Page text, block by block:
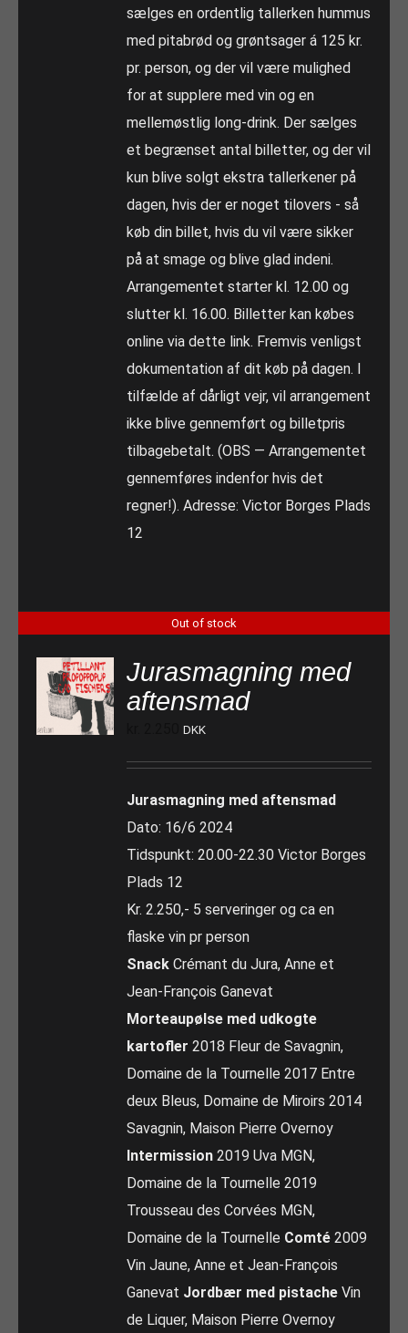
sælges en ordentlig tallerken hummus
med pitabrød og grøntsager á 125 kr.
pr. person, og der vil være mulighed
for at supplere med vin og en
mellemøstlig long-drink. Der sælges
et begrænset antal billetter, og der vil
kun blive solgt ekstra tallerkener på
dagen, hvis der er noget tilovers - så
køb din billet, hvis du vil være sikker
på at smage og blive glad indeni.
Arrangementet starter kl. 12.00 og
slutter kl. 16.00. Billetter kan købes
online via dette link. Fremvis venligst
dokumentation af dit køb på dagen. I
tilfælde af dårligt vejr, vil arrangement
ikke blive gennemført og billetpris
tilbagebetalt. (OBS — Arrangementet
gennemføres indenfor hvis det
regner!). Adresse: Victor Borges Plads
12
Out of stock
Jurasmagning med
aftensmad
DKK
Jurasmagning med aftensmad
Dato: 16/6 2024
Tidspunkt: 20.00-22.30 Victor Borges
Plads 12
Kr. 2.250,- 5 serveringer og ca en
flaske vin pr person
SnackCrémant du Jura, Anne et
Jean-François Ganevat
Morteaupølse med udkogte
kartofler 2018 Fleur de Savagnin,
Domaine de la Tournelle 2017 Entre
deux Bleus, Domaine de Miroirs 2014
Savagnin, Maison Pierre Overnoy
Intermission 2019 Uva MGN,
Domaine de la Tournelle 2019
Trousseau des Corvées MGN,
Domaine de la Tournelle Comté 2009
Vin Jaune, Anne et Jean-François
Ganevat Jordbær med pistache Vin
de Liquer, Maison Pierre Overnoy